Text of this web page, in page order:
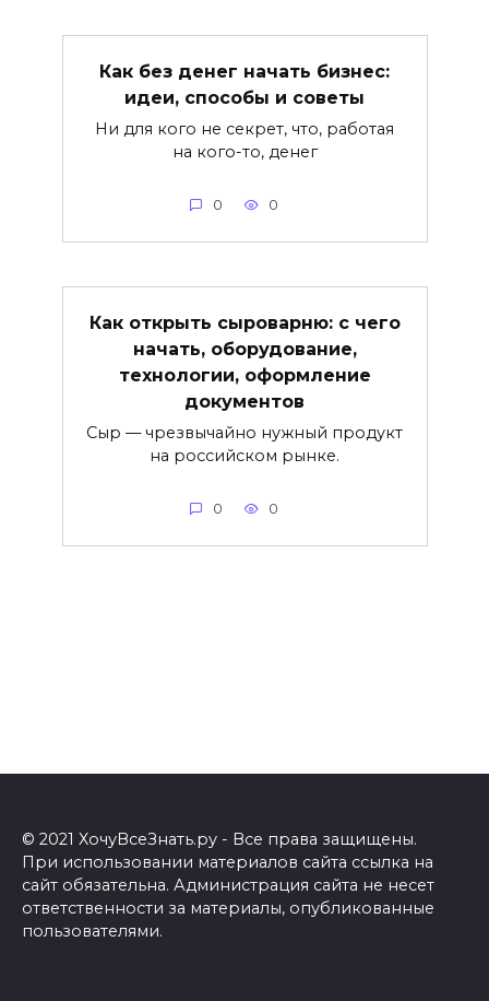
Как без денег начать бизнес:
идеи, способы и советы
Ни для кого не секрет, что, работая
на кого-то, денег
0 0
Как открыть сыроварню: с чего
начать, оборудование,
технологии, оформление
документов
Сыр — чрезвычайно нужный продукт
на российском рынке.
0 0
© 2021 ХочуВсеЗнать.ру - Все права защищены.
При использовании материалов сайта ссылка на
сайт обязательна. Администрация сайта не несет
ответственности за материалы, опубликованные
пользователями.